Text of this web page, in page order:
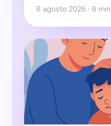
6 agosto 2026 · 6